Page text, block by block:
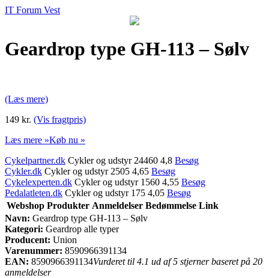
IT Forum Vest
Geardrop type GH-113 – Sølv
(Læs mere)
149 kr. (Vis fragtpris)
Læs mere »Køb nu »
Cykelpartner.dk Cykler og udstyr 24460 4,8 Besøg
Cykler.dk Cykler og udstyr 2505 4,65 Besøg
Cykelexperten.dk Cykler og udstyr 1560 4,55 Besøg
Pedalatleten.dk Cykler og udstyr 175 4,05 Besøg
Webshop Produkter Anmeldelser Bedømmelse Link
Navn: Geardrop type GH-113 – Sølv
Kategori: Geardrop alle typer
Producent: Union
Varenummer: 8590966391134
EAN: 8590966391134Vurderet til 4.1 ud af 5 stjerner baseret på 20
anmeldelser